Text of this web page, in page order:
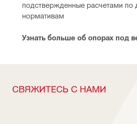
подствержденные расчетами по
нормативам
Узнать больше об опорах под
СВЯЖИТЕСЬ С НАМИ